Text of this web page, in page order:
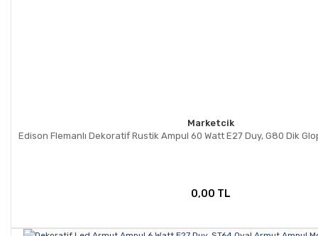
Marketcik
Edison Flemanlı Dekoratif Rustik Ampul 60 Watt E27 Duy, G80 Dik
0,00 TL